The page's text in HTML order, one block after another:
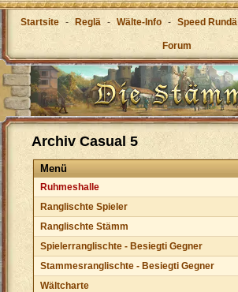
Startsite - Reglä - Wälte-Info - Speed Rundä
Forum
Archiv Casual 5
Menü
Ruhmeshalle
Ranglischte Spieler
Ranglischte Stämm
Spielerranglischte - Besiegti Gegner
Stammesranglischte - Besiegti Gegner
Wältcharte